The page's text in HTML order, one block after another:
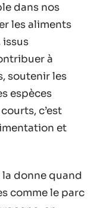
dans nos
les aliments
issus
à
soutenir les
espèces
c’est
et
donne quand
comme le parc